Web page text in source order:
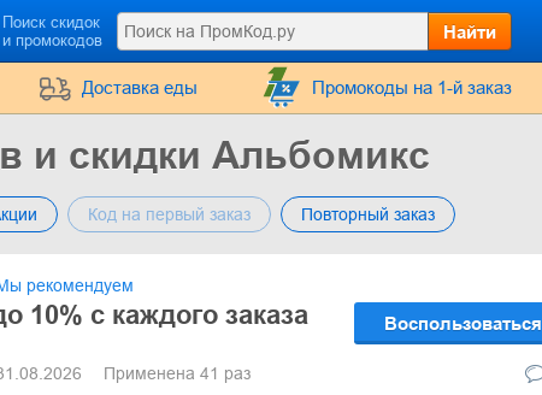
Поиск скидок
и промокодов
Найти
Доставка еды Промокоды на 1-й заказ
и скидки Альбомикс
Код на первый заказ Повторный заказ
рекомендуем
10% с каждого заказа Воспользоваться
Применена 41 раз